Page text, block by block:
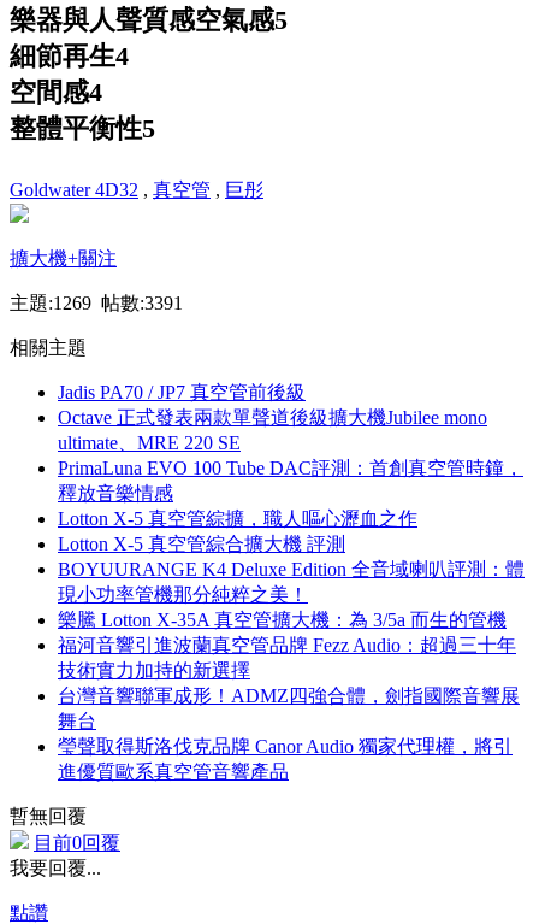
樂器與人聲質感空氣感5
細節再生4
空間感4
整體平衡性5
Goldwater 4D32 , 真空管 , 巨彤
擴大機+關注
主題:1269 帖數:3391
相關主題
Jadis PA70 / JP7 真空管前後級
Octave 正式發表兩款單聲道後級擴大機Jubilee mono
ultimate、MRE 220 SE
PrimaLuna EVO 100 Tube DAC評測：首創真空管時鐘，
釋放音樂情感
Lotton X-5 真空管綜擴，職人嘔心瀝血之作
Lotton X-5 真空管綜合擴大機 評測
BOYUURANGE K4 Deluxe Edition 全音域喇叭評測：體
現小功率管機那分純粹之美！
樂騰 Lotton X-35A 真空管擴大機：為 3/5a 而生的管機
福河音響引進波蘭真空管品牌 Fezz Audio：超過三十年
技術實力加持的新選擇
台灣音響聯軍成形！ADMZ四強合體，劍指國際音響展
舞台
瑩聲取得斯洛伐克品牌 Canor Audio 獨家代理權，將引
進優質歐系真空管音響產品
暫無回覆
目前0回覆
我要回覆...
點讚